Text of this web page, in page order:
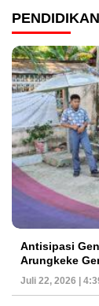
PENDIDIKAN
Antisipasi
Arungkeke
Juli 22, 2026 |